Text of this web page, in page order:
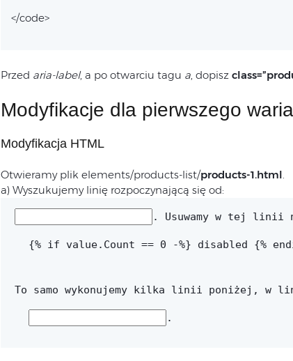
</code>
Przed aria-label, a po otwarciu tagu a, dopisz
Modyfikacje dla pierwszego
Modyfikacja HTML
Otwieramy plik elements/products-list/products-1.html.
a) Wyszukujemy linię rozpoczynającą się od:
. Usuwamy w tej linii
{% if value.Count == 0 -%} disabled {%
To samo wykonujemy kilka linii poniżej, w
.